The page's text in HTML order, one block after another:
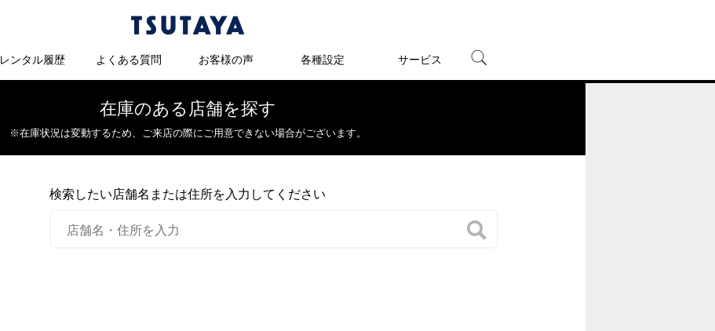
レンタル履歴 よくある質問 お客様の声 各種設定 サービス
在庫のある店舗を探す
※在庫状況は変動するため、 ご来店の際にご用意できない場合がございます。
検索したい店舗名または住所を入力してください